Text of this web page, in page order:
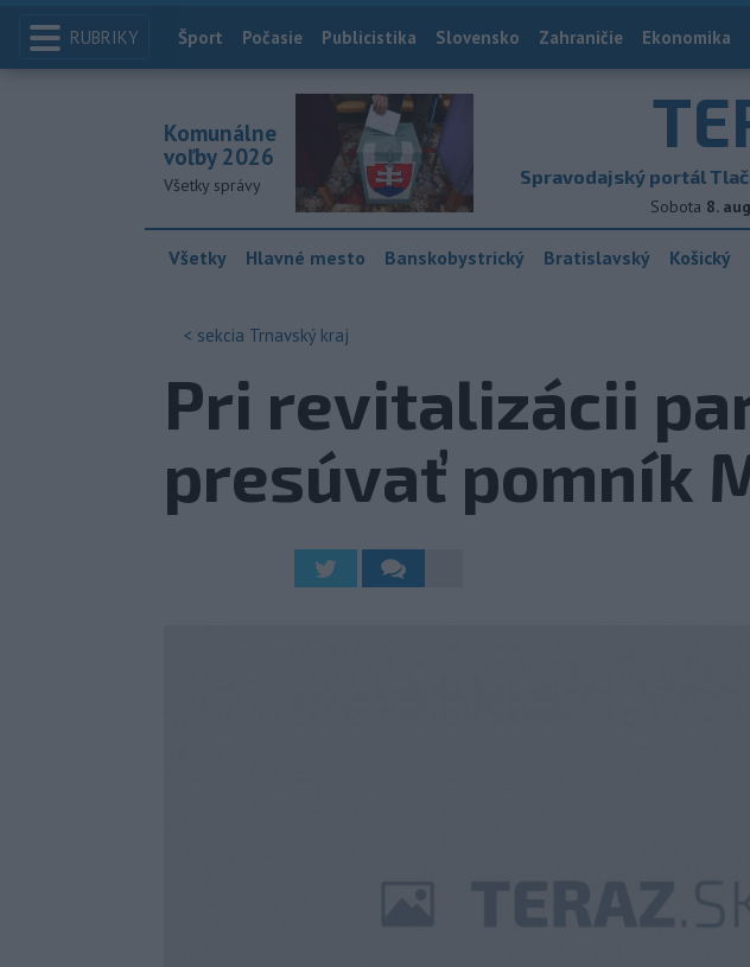
RUBRIKY Index
Šport Počasie Publicistika Slovensko Zahraničie Ekonomika
Spravodajský portál
Sobota 8.
Komunálne
voľby 2026
Všetky správy
Všetky Hlavné mesto Banskobystrický Bratislavský Košický
< sekcia Trnavský kraj
Pri revitalizácii
presúvať pomník